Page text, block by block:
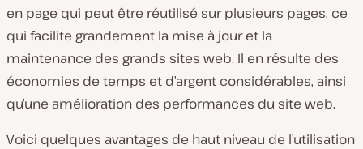
en page qui peut être réutilisé sur plusieurs pages, ce
qui facilite grandement la mise à jour et la
maintenance des grands sites web. Il en résulte des
économies de temps et d’argent considérables, ainsi
qu’une amélioration des performances du site web.
Voici quelques avantages de haut niveau de l’utilisation